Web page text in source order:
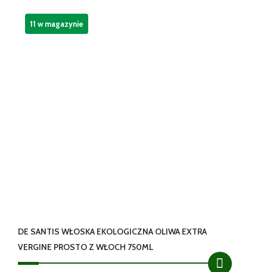
19,99 zł.18,90 zł.
DE SANTIS WŁOSKA EKOLOGICZNA OLIWA EXTRA
VERGINE PROSTO Z WŁOCH 750ML
11 w magazynie